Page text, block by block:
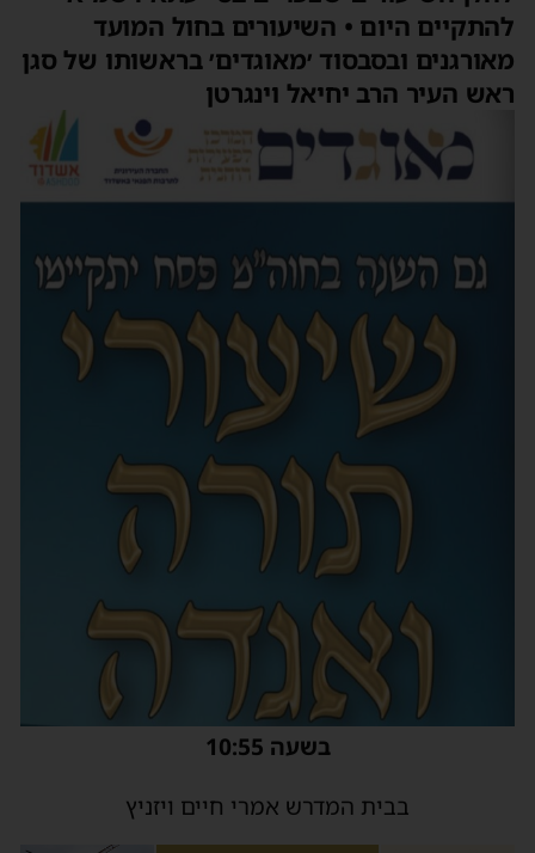
להתקיים היום • השיעורים בחול המועד
מאורגנים ובסבסוד ׳מאוגדים׳ בראשותו של סגן
ראש העיר הרב יחיאל וינגרטן
בשעה 10:55
בבית המדרש אמרי חיים ויזניץ